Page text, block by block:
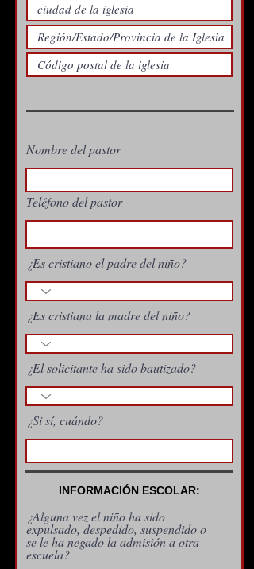
Nombre del pastor
Teléfono del pastor
¿Es cristiano el padre del niño?
¿Es cristiana la madre del niño?
¿El solicitante ha sido bautizado?
¿Si sí, cuándo?
INFORMACIÓN ESCOLAR:
¿Alguna vez el niño ha sido
expulsado, despedido, suspendido o
se le ha negado la admisión a otra
escuela?